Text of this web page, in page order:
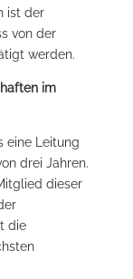
ist der
von der
werden.
im
eine Leitung
drei Jahren.
dieser
die